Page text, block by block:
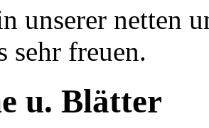
unserer netten
sehr freuen.
u. Blätter